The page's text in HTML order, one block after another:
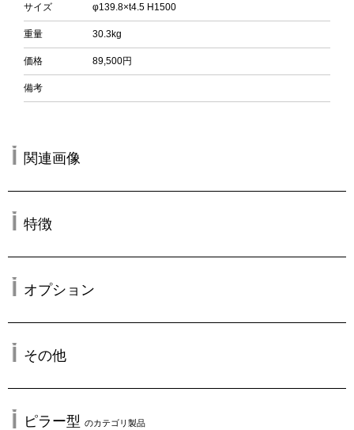
サイズ φ139.8×t4.5 H1500
重量 30.3kg
価格 89,500円
備考
関連画像
特徴
オプション
その他
ピラー型 のカテゴリ製品